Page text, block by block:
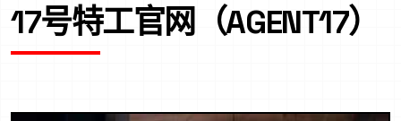
17号特工官网（AGENT17）